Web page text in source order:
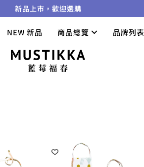
新品上市，歡迎選購
NEW 新品 商品總覽 品牌列表